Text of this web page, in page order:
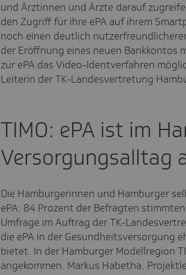
und Ärztinnen und Ärzte darauf
den Zugriff für ihre ePA auf ihrem
noch einen deutlich
der Eröffnung eines neuen Bankkontos
zur ePA das Video-Identverfahren
Leiterin der TK-Landesvertretung
TIMO: ePA ist im
Versorgungsalltag
Die Hamburgerinnen und Hamburger
ePA: 84 Prozent der Befragten
Umfrage im Auftrag der TK-
die ePA in der Gesundheitsversorgung
bietet. In der Hamburger Modellregion
angekommen. Markus Habetha,